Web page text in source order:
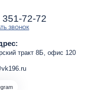
351-72-72
ЗВОНОК
тракт 8Б, офис 120